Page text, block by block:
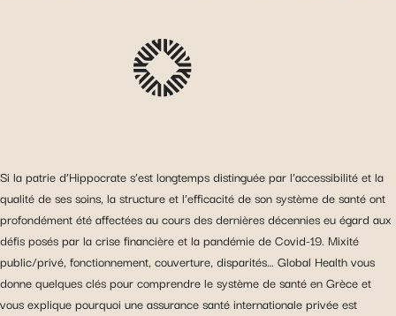
Si la patrie d’Hippocrate s’est longtemps distinguée par l’accessibilité et la
qualité de ses soins, la structure et l’efficacité de son système de santé ont
profondément été affectées au cours des dernières décennies eu égard aux
défis posés par la crise financière et la pandémie de Covid-19. Mixité
public/privé, fonctionnement, couverture, disparités… Global Health vous
donne quelques clés pour comprendre le système de santé en Grèce et
vous explique pourquoi une assurance santé internationale privée est